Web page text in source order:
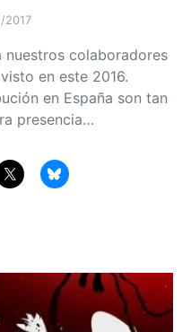
2017
nuestros colaboradores
en este 2016.
en España son tan
presencia…